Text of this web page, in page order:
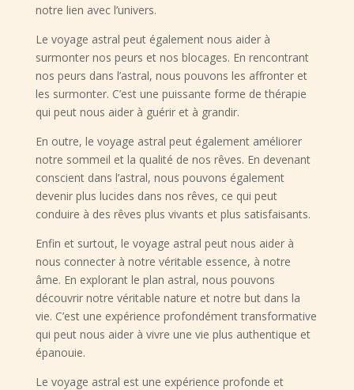
notre lien avec l’univers.
Le voyage astral peut également nous aider à
surmonter nos peurs et nos blocages. En rencontrant
nos peurs dans l’astral, nous pouvons les affronter et
les surmonter. C’est une puissante forme de thérapie
qui peut nous aider à guérir et à grandir.
En outre, le voyage astral peut également améliorer
notre sommeil et la qualité de nos rêves. En devenant
conscient dans l’astral, nous pouvons également
devenir plus lucides dans nos rêves, ce qui peut
conduire à des rêves plus vivants et plus satisfaisants.
Enfin et surtout, le voyage astral peut nous aider à
nous connecter à notre véritable essence, à notre
âme. En explorant le plan astral, nous pouvons
découvrir notre véritable nature et notre but dans la
vie. C’est une expérience profondément transformative
qui peut nous aider à vivre une vie plus authentique et
épanouie.
Le voyage astral est une expérience profonde et